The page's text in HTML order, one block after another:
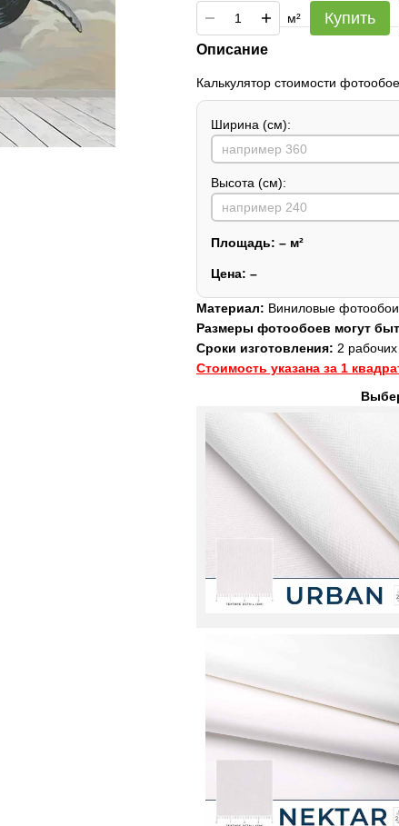
м² Купить
Описание
Калькулятор стоимости
Ширина (см):
Высота (см):
Площадь: – м²
Цена: –
Материал: Виниловые
Размеры фотообоев могут
Сроки изготовления: 2
Стоимость указана за 1